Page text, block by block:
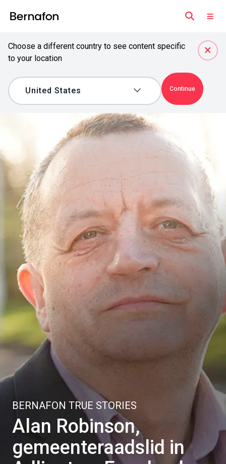
Choose a different country to see content specific
to your location
Continue
BERNAFON TRUE STORIES
Alan Robinson,
gemeenteraadslid in